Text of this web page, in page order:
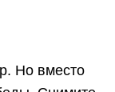
Но вместо